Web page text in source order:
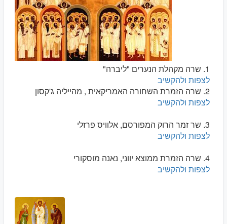
1. שרה מקהלת הנערים "ליברה"
לצפות ולהקשיב
2. שרה הזמרת השחורה האמריקאית , מהייליה ג'קסון
לצפות ולהקשיב
3. שר זמר הרוק המפורסם, אלוויס פרזלי
לצפות ולהקשיב
4. שרה הזמרת ממוצא יווני, נאנה מוסקורי
לצפות ולהקשיב